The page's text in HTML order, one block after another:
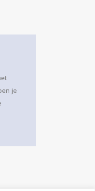
je